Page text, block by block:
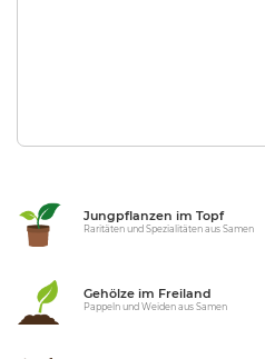
Jungpflanzen im Topf
Raritäten und Spezialitäten aus Samen
Gehölze im Freiland
Pappeln und Weiden aus Samen